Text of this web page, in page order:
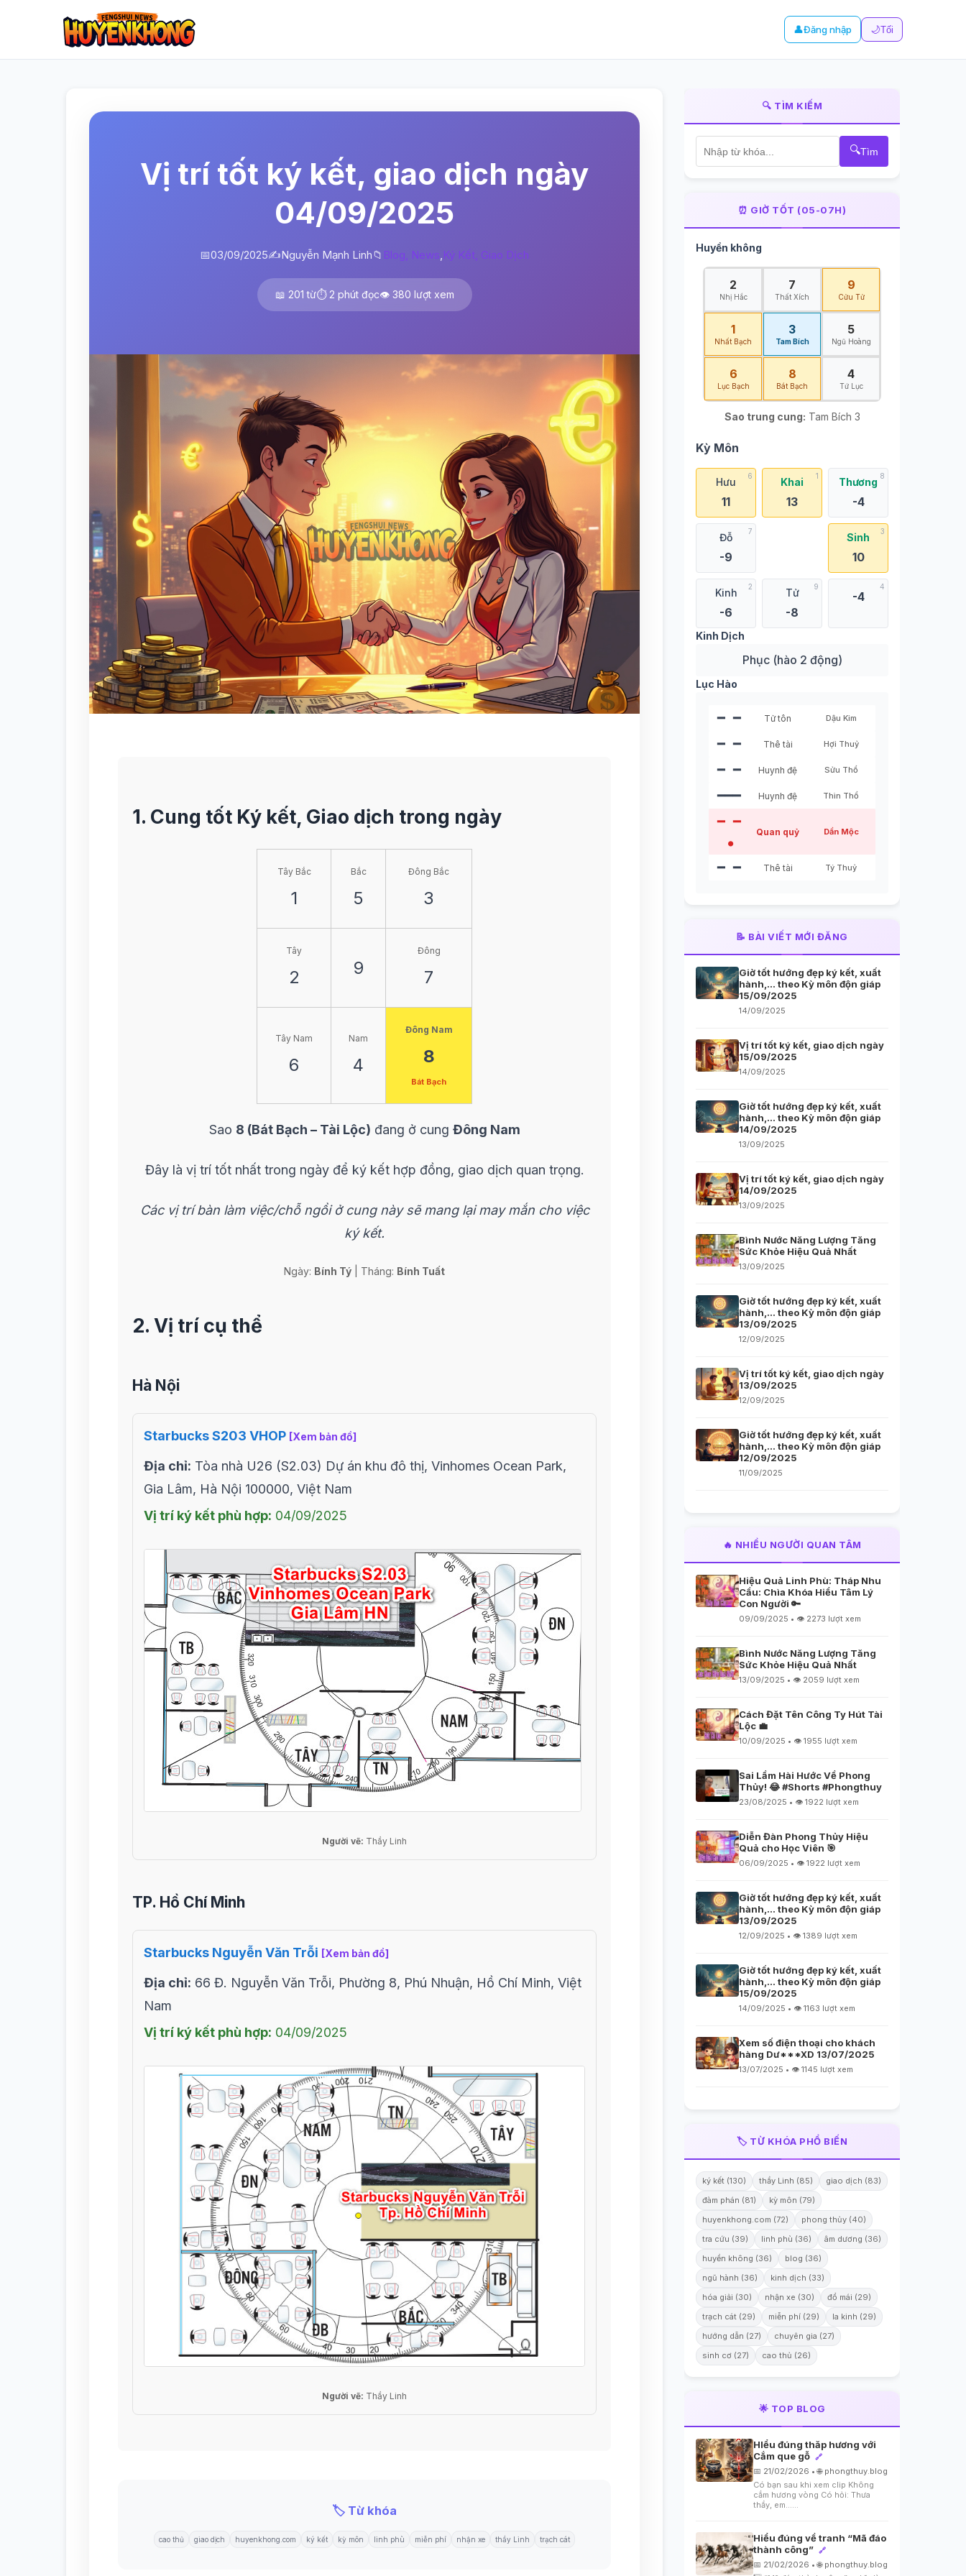
👤Đăng nhập 🌙Tối
Vị trí tốt ký kết, giao dịch ngày
04/09/2025
📅03/09/2025✍️Nguyễn Mạnh Linh📁 Blog, News,Ký Kết, Giao Dịch
📖 201 từ⏱️ 2 phút đọc👁️ 380 lượt xem
1. Cung tốt Ký kết, Giao dịch trong ngày
Tây Bắc
1
Bắc
5
Đông Bắc
3
Tây
2 9
Đông
7
Tây Nam
6
Nam
4
Đông Nam
8
Bát Bạch
Sao 8 (Bát Bạch – Tài Lộc) đang ở cung Đông Nam
Đây là vị trí tốt nhất trong ngày để ký kết hợp đồng, giao dịch quan trọng.
Các vị trí bàn làm việc/chỗ ngồi ở cung này sẽ mang lại may mắn cho việc
ký kết.
Ngày: Bính Tý | Tháng: Bính Tuất
2. Vị trí cụ thể
Hà Nội
Starbucks S203 VHOP [Xem bản đồ]
Địa chỉ: Tòa nhà U26 (S2.03) Dự án khu đô thị, Vinhomes Ocean Park,
Gia Lâm, Hà Nội 100000, Việt Nam
Vị trí ký kết phù hợp: 04/09/2025
Người vẽ: Thầy Linh
TP. Hồ Chí Minh
Starbucks Nguyễn Văn Trỗi [Xem bản đồ]
Địa chỉ: 66 Đ. Nguyễn Văn Trỗi, Phường 8, Phú Nhuận, Hồ Chí Minh, Việt
Nam
Vị trí ký kết phù hợp: 04/09/2025
Người vẽ: Thầy Linh
🏷️ Từ khóa
cao thủ giao dịch huyenkhong.com ký kết kỳ môn linh phù miễn phí nhận xe thầy Linh trạch cát
🔍 TÌM KIẾM
🔍Tìm
⏰ GIỜ TỐT (05-07H)
Huyền không
2
Nhị Hắc
7
Thất Xích
9
Cửu Tử
1
Nhất Bạch
3
Tam Bích
5
Ngũ Hoàng
6
Lục Bạch
8
Bát Bạch
4
Tứ Lục
Sao trung cung: Tam Bích 3
Kỳ Môn
6
Hưu
11
1
Khai
13
8
Thương
-4
7
Đỗ
-9
3
Sinh
10
2
Kinh
-6
9
Tử
-8
4
-4
Kinh Dịch
Phục (hào 2 động)
Lục Hào
━ ━ Tử tôn Dậu Kim
━ ━ Thê tài Hợi Thuỷ
━ ━ Huynh đệ Sửu Thổ
━━━ Huynh đệ Thìn Thổ
━ ━
●
Quan quỷ Dần Mộc
━ ━ Thê tài Tý Thuỷ
📝 BÀI VIẾT MỚI ĐĂNG
Giờ tốt hướng đẹp ký kết, xuất
hành,… theo Kỳ môn độn giáp
15/09/2025
14/09/2025
Vị trí tốt ký kết, giao dịch ngày
15/09/2025
14/09/2025
Giờ tốt hướng đẹp ký kết, xuất
hành,… theo Kỳ môn độn giáp
14/09/2025
13/09/2025
Vị trí tốt ký kết, giao dịch ngày
14/09/2025
13/09/2025
Bình Nước Năng Lượng Tăng
Sức Khỏe Hiệu Quả Nhất
13/09/2025
Giờ tốt hướng đẹp ký kết, xuất
hành,… theo Kỳ môn độn giáp
13/09/2025
12/09/2025
Vị trí tốt ký kết, giao dịch ngày
13/09/2025
12/09/2025
Giờ tốt hướng đẹp ký kết, xuất
hành,… theo Kỳ môn độn giáp
12/09/2025
11/09/2025
🔥 NHIỀU NGƯỜI QUAN TÂM
Hiệu Quả Linh Phù: Tháp Nhu
Cầu: Chìa Khóa Hiểu Tâm Lý
Con Người 🔑
09/09/2025 • 👁️ 2273 lượt xem
Bình Nước Năng Lượng Tăng
Sức Khỏe Hiệu Quả Nhất
13/09/2025 • 👁️ 2059 lượt xem
Cách Đặt Tên Công Ty Hút Tài
Lộc 💼
10/09/2025 • 👁️ 1955 lượt xem
Sai Lầm Hài Hước Về Phong
Thủy! 😂 #Shorts #Phongthuy
23/08/2025 • 👁️ 1922 lượt xem
Diễn Đàn Phong Thủy Hiệu
Quả cho Học Viên 🎯
06/09/2025 • 👁️ 1922 lượt xem
Giờ tốt hướng đẹp ký kết, xuất
hành,… theo Kỳ môn độn giáp
13/09/2025
12/09/2025 • 👁️ 1389 lượt xem
Giờ tốt hướng đẹp ký kết, xuất
hành,… theo Kỳ môn độn giáp
15/09/2025
14/09/2025 • 👁️ 1163 lượt xem
Xem số điện thoại cho khách
hàng Dư***XD 13/07/2025
13/07/2025 • 👁️ 1145 lượt xem
🏷️ TỪ KHÓA PHỔ BIẾN
ký kết (130) thầy Linh (85)
giao dịch (83)
đàm phán (81)
kỳ môn (79)
huyenkhong.com (72)
phong thủy (40)
tra cứu (39)
linh phù (36)
âm dương (36)
huyền không (36)
blog (36)
ngũ hành (36)
kinh dịch (33)
hóa giải (30)
nhận xe (30)
đổ mái (29)
trạch cát (29)
miễn phí (29)
la kinh (29)
hướng dẫn (27)
chuyên gia (27)
sinh cơ (27)
cao thủ (26)
🌟 TOP BLOG
HIểu đúng thăp hương với
Cắm que gỗ 🔗
📅 21/02/2026 • 🌐 phongthuy.blog
Có bạn sau khi xem clip Không
cắm hương vòng Có hỏi: Thưa
thầy, em…...
Hiểu đúng về tranh “Mã đáo
thành công” 🔗
📅 21/02/2026 • 🌐 phongthuy.blog